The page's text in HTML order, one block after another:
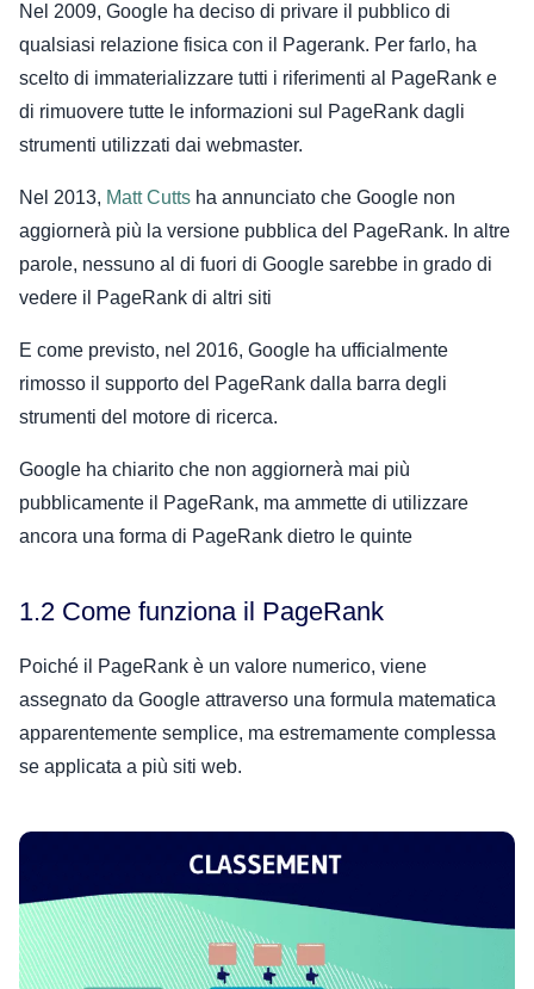
Nel 2009, Google ha deciso di privare il pubblico di
qualsiasi relazione fisica con il Pagerank. Per farlo, ha
scelto di immaterializzare tutti i riferimenti al PageRank e
di rimuovere tutte le informazioni sul PageRank dagli
strumenti utilizzati dai webmaster.
Nel 2013, Matt Cutts ha annunciato che Google non
aggiornerà più la versione pubblica del PageRank. In altre
parole, nessuno al di fuori di Google sarebbe in grado di
vedere il PageRank di altri siti
E come previsto, nel 2016, Google ha ufficialmente
rimosso il supporto del PageRank dalla barra degli
strumenti del motore di ricerca.
Google ha chiarito che non aggiornerà mai più
pubblicamente il PageRank, ma ammette di utilizzare
ancora una forma di PageRank dietro le quinte
1.2 Come funziona il PageRank
Poiché il PageRank è un valore numerico, viene
assegnato da Google attraverso una formula matematica
apparentemente semplice, ma estremamente complessa
se applicata a più siti web.